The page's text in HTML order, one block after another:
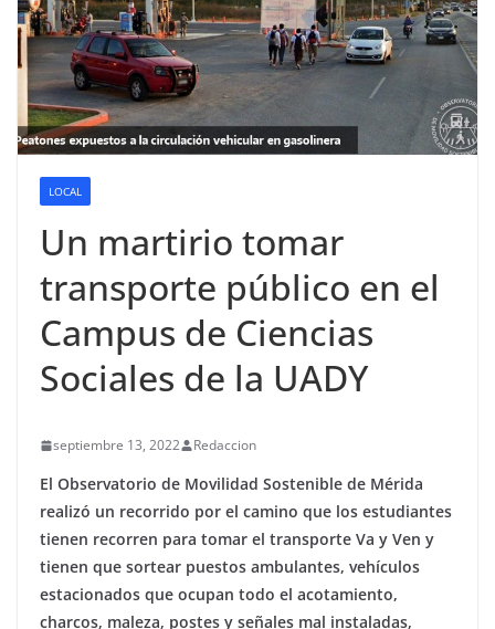
LOCAL
Un martirio tomar
transporte público en el
Campus de Ciencias
Sociales de la UADY
septiembre 13, 2022 Redaccion
El Observatorio de Movilidad Sostenible de Mérida
realizó un recorrido por el camino que los estudiantes
tienen recorren para tomar el transporte Va y Ven y
tienen que sortear puestos ambulantes, vehículos
estacionados que ocupan todo el acotamiento,
charcos, maleza, postes y señales mal instaladas,